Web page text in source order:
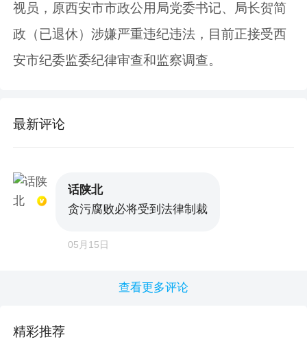
视员，原西安市市政公用局党委书记、局长贺简
政（已退休）涉嫌严重违纪违法，目前正接受西
安市纪委监委纪律审查和监察调查。
最新评论
话陕北
贪污腐败必将受到法律制裁
05月15日
查看更多评论
精彩推荐